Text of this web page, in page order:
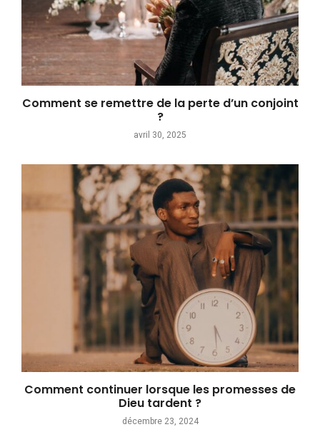
Comment se remettre de la perte d’un conjoint
?
avril 30, 2025
Comment continuer lorsque les promesses de
Dieu tardent ?
décembre 23, 2024